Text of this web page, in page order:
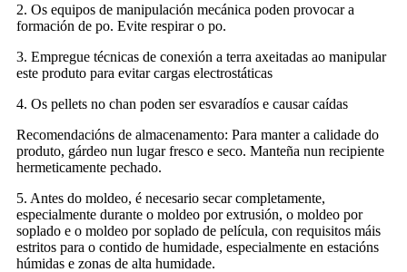
2. Os equipos de manipulación mecánica poden provocar a
formación de po. Evite respirar o po.
3. Empregue técnicas de conexión a terra axeitadas ao manipular
este produto para evitar cargas electrostáticas
4. Os pellets no chan poden ser esvaradíos e causar caídas
Recomendacións de almacenamento: Para manter a calidade do
produto, gárdeo nun lugar fresco e seco. Manteña nun recipiente
hermeticamente pechado.
5. Antes do moldeo, é necesario secar completamente,
especialmente durante o moldeo por extrusión, o moldeo por
soplado e o moldeo por soplado de película, con requisitos máis
estritos para o contido de humidade, especialmente en estacións
húmidas e zonas de alta humidade.